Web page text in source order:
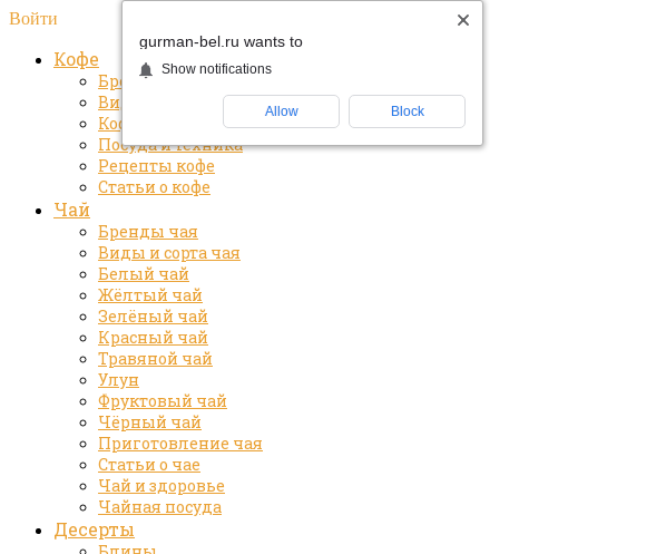
Войти
Кофе
Бренды кофе
Виды и сорта кофе
Кофе и здоровье
Посуда и техника
Рецепты кофе
Статьи о кофе
Чай
Бренды чая
Виды и сорта чая
Белый чай
Жёлтый чай
Зелёный чай
Красный чай
Травяной чай
Улун
Фруктовый чай
Чёрный чай
Приготовление чая
Статьи о чае
Чай и здоровье
Чайная посуда
Десерты
gurman-bel.ru wants to
Show notifications
Allow Block